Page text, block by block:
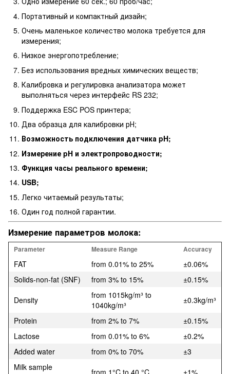
Портативный и компактный дизайн;
Очень маленькое количество молока требуется для
измерения;
Низкое энергопотребление;
Без использования вредных химических веществ;
Калибровка и регулировка анализатора может
выполняться через интерфейс RS 232;
Поддержка ESC POS принтера;
Два образца для калибровки рН;
Возможность подключения датчика pH;
Измерение pH и электропроводности;
Функция часы реального времени;
USB;
Легко читаемый результаты;
Один год полной гарантии.
Измерение параметров молока:
Parameter Measure Range Accuracy
FAT from 0.01% to 25%
±0.06%
Solids-non-fat (SNF)
from 3% to 15%
±0.15%
Density
from 1015kg/m³ to
1040kg/m³
±0.3kg/m³
Protein
from 2% to 7%
±0.15%
Lactose
from 0.01% to 6%
±0.2%
Added water
from 0% to 70%
±3
Milk sample